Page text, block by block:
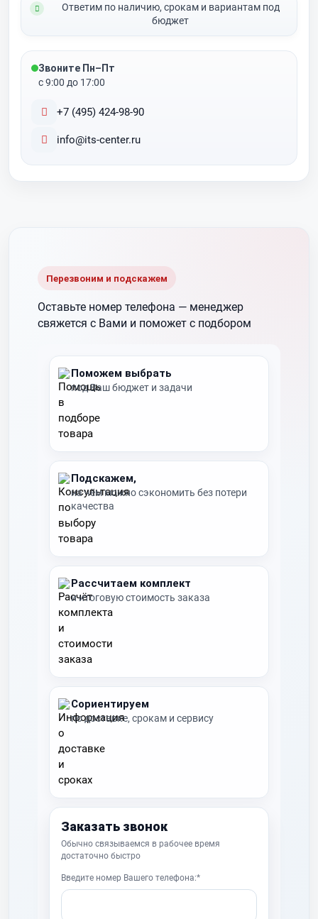
Ответим по наличию, срокам и вариантам под
бюджет
Звоните Пн–Пт
с 9:00 до 17:00
+7 (495) 424-98-90
info@its-center.ru
Перезвоним и подскажем
Оставьте номер телефона — менеджер
свяжется с Вами и поможет с подбором
Поможем выбрать
под Ваш бюджет и задачи
Подскажем,
на чём можно сэкономить без потери
качества
Рассчитаем комплект
и итоговую стоимость заказа
Сориентируем
по доставке, срокам и сервису
Заказать звонок
Обычно связываемся в рабочее время
достаточно быстро
Введите номер Вашего телефона:*